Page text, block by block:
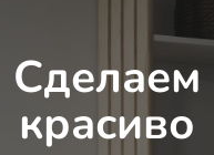
Сделаем
красиво